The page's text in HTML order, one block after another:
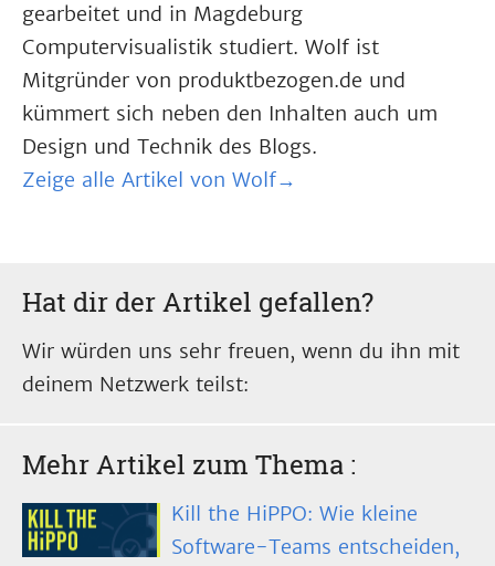
gearbeitet und in Magdeburg
Computervisualistik studiert. Wolf ist
Mitgründer von produktbezogen.de und
kümmert sich neben den Inhalten auch um
Design und Technik des Blogs.
Zeige alle Artikel von Wolf→
Hat dir der Artikel gefallen?
Wir würden uns sehr freuen, wenn du ihn mit
deinem Netzwerk teilst:
Mehr Artikel zum Thema :
Kill the HiPPO: Wie kleine
Software-Teams entscheiden,